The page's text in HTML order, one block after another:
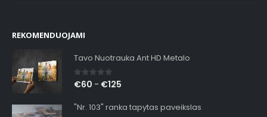
REKOMENDUOJAMI
Tavo Nuotrauka Ant HD Metalo
0out of 5
€60 – €125
"Nr. 103" ranka tapytas paveikslas